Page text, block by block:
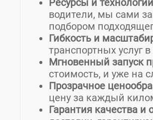
Ресурсы и технологии
водители, мы сами
подбором
Гибкость и
транспортных услуг
Мгновенный запуск
стоимость, и уже на
Прозрачное
цену за каждый
Гарантия качества и